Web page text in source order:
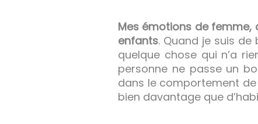
Mes émotions de femme,
enfants. Quand je suis
quelque chose qui n’a
personne ne passe un
dans le comportement
bien davantage que